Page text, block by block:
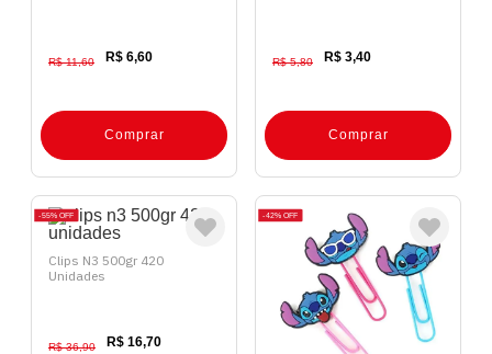
R$ 11,60 R$ 6,60
Comprar
R$ 5,80 R$ 3,40
Comprar
55% OFF
Clips N3 500gr 420
Unidades
R$ 36,90 R$ 16,70
42% OFF